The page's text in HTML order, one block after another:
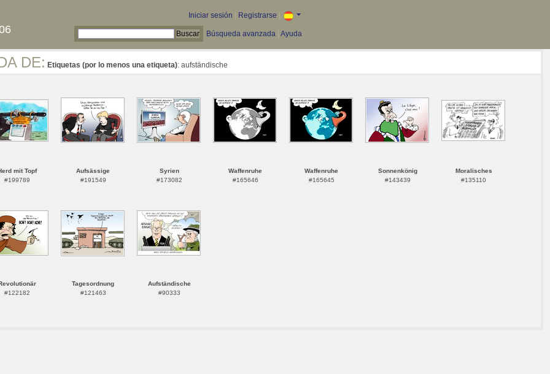
Iniciar sesión Registrarse
Búsqueda avanzada Ayuda
DE: Etiquetas (por lo menos una etiqueta): aufständische
mit Topf
#199789
Aufsässige
#191549
Syrien
#173082
Waffenruhe
#165646
Waffenruhe
#165645
Sonnenkönig
#143439
Moralisches
#135110
#122182
Tagesordnung
#121463
Aufständische
#90333